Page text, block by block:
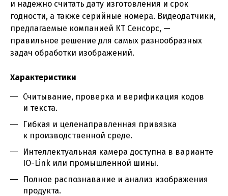
и надежно считать дату изготовления и срок
годности, а также серийные номера. Видеодатчики,
предлагаемые компанией КТ Сенсорс, —
правильное решение для самых разнообразных
задач обработки изображений.
Характеристики
Считывание, проверка и верификация кодов
и текста.
Гибкая и целенаправленная привязка
к производственной среде.
Интеллектуальная камера доступна в варианте
IO-Link или промышленной шины.
Полное распознавание и анализ изображения
продукта.